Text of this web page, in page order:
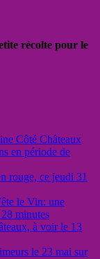
récolte pour le
Côté Châteaux
en période de
rouge, ce jeudi 31
le Vin: une
minutes
à voir le 13
le 23 mai sur